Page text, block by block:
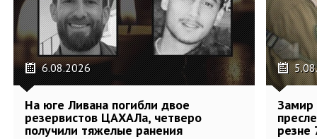
6.08.2026
На юге Ливана погибли двое
резервистов ЦАХАЛа, четверо
получили тяжелые ранения
Замир
резне